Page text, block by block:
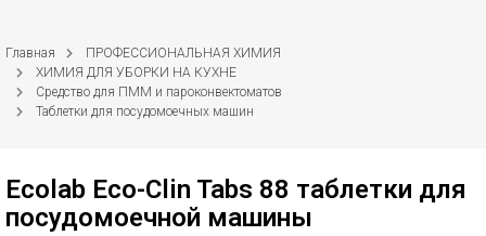
Главная
ПРОФЕССИОНАЛЬНАЯ ХИМИЯ
ХИМИЯ ДЛЯ УБОРКИ НА КУХНЕ
Средство для ПММ и пароконвектоматов
Таблетки для посудомоечных машин
Ecolab Eco-Clin Tabs 88 таблетки для
посудомоечной машины